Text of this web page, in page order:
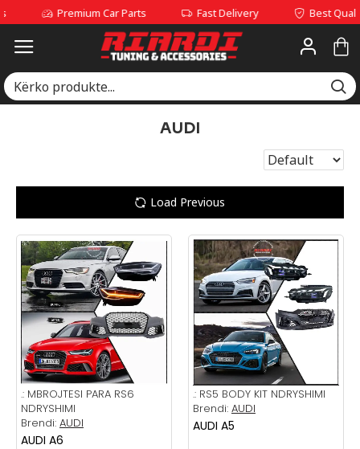
Premium Car Parts Fast Delivery Best Quality
AUDI
Load Previous
.: MBROJTESI PARA RS6
NDRYSHIMI
Brendi: AUDI
AUDI A6
.: RS5 BODY KIT NDRYSHIMI
Brendi: AUDI
AUDI A5